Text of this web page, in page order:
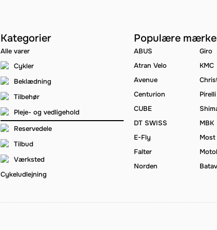
Kategorier
Alle varer
Cykler
Beklædning
Tilbehør
Pleje- og vedligehold
Reservedele
Tilbud
Værksted
Cykeludlejning
Populære
ABUS
Atran Velo
Avenue
Centurion
CUBE
DT SWISS
E-Fly
Falter
Norden
Giro
KMC
Pirelli
MBK
Most